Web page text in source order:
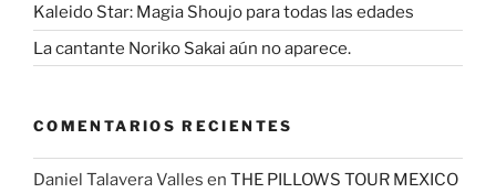
Kaleido Star: Magia Shoujo para todas las edades
La cantante Noriko Sakai aún no aparece.
COMENTARIOS RECIENTES
Daniel Talavera Valles en THE PILLOWS TOUR MEXICO